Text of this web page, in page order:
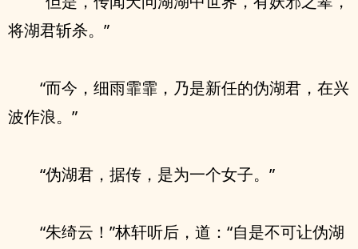
将湖君斩杀。”
“而今，细雨霏霏，乃是新任的伪湖君，在兴
波作浪。”
“伪湖君，据传，是为一个女子。”
“朱绮云！”林轩听后，道：“自是不可让伪湖